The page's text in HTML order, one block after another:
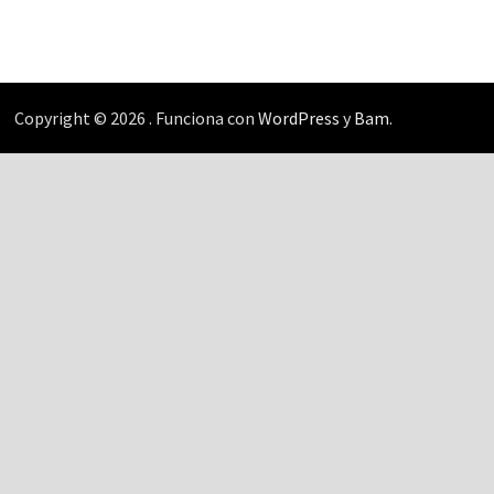
Copyright © 2026 . Funciona con WordPress yBam.